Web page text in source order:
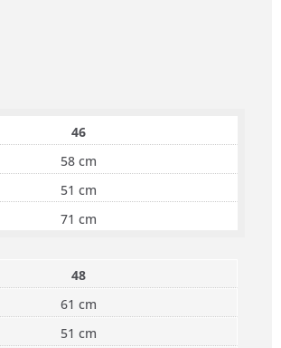
46
58 cm
51 cm
71 cm
48
61 cm
51 cm